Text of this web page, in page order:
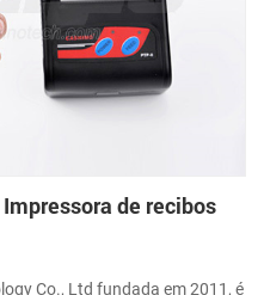
de recibos
Co., Ltd fundada em 2011, é